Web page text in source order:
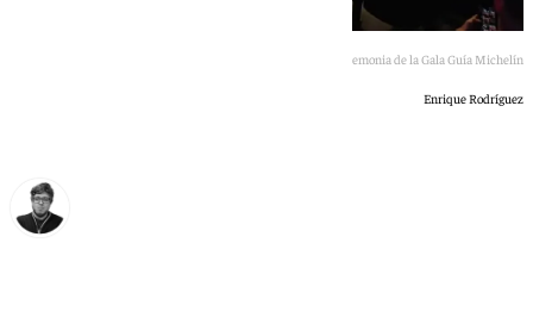
Ceremonia de la Gala Guía Michelín
Enrique Rodríguez